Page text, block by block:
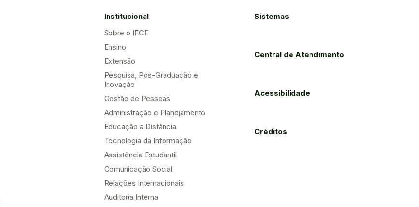
Institucional
Sobre o IFCE
Ensino
Extensão
Pesquisa, Pós-Graduação e
Inovação
Gestão de Pessoas
Administração e Planejamento
Educação a Distância
Tecnologia da Informação
Assistência Estudantil
Comunicação Social
Relações Internacionais
Auditoria Interna
Sistemas
Central de Atendimento
Acessibilidade
Créditos